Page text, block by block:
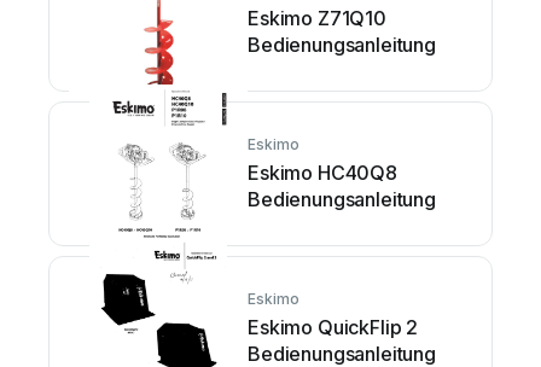
Eskimo Z71Q10
Bedienungsanleitung
Eskimo
Eskimo HC40Q8
Bedienungsanleitung
Eskimo
Eskimo QuickFlip 2
Bedienungsanleitung